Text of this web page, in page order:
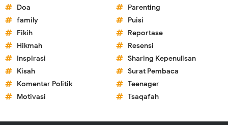
Doa
family
Fikih
Hikmah
Inspirasi
Kisah
Komentar Politik
Motivasi
Parenting
Puisi
Reportase
Resensi
Sharing Kepenulisan
Surat Pembaca
Teenager
Tsaqafah